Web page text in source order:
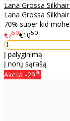
Lana Grossa
Lana Grossa
70% super kid
€750€1050
Į palyginimą
Į norų sąrašą
Akcija -29%